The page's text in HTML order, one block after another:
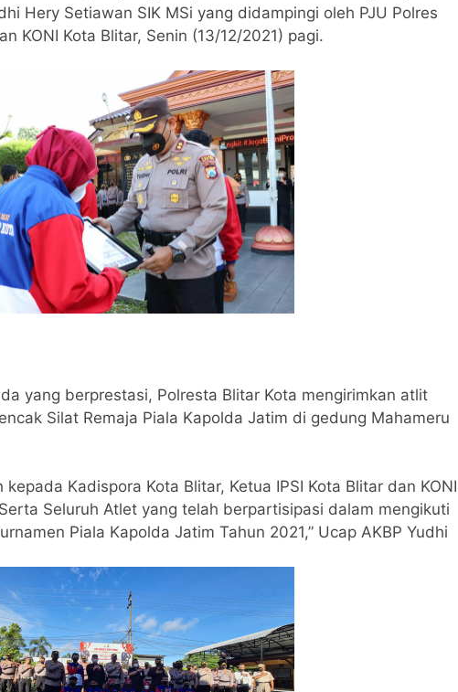
Hery Setiawan SIK MSi yang didampingi oleh PJU Polres
KONI Kota Blitar, Senin (13/12/2021) pagi.
yang berprestasi, Polresta Blitar Kota mengirimkan atlit
Silat Remaja Piala Kapolda Jatim di gedung Mahameru
Kadispora Kota Blitar, Ketua IPSI Kota Blitar dan KONI
Seluruh Atlet yang telah berpartisipasi dalam mengikuti
Piala Kapolda Jatim Tahun 2021,” Ucap AKBP Yudhi